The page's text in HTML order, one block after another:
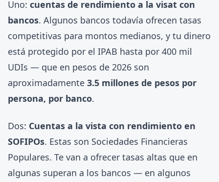
Uno: cuentas de rendimiento a la visat con
bancos. Algunos bancos todavía ofrecen tasas
competitivas para montos medianos, y tu dinero
está protegido por el IPAB hasta por 400 mil
UDIs — que en pesos de 2026 son
aproximadamente 3.5 millones de pesos por
persona, por banco.
Dos: Cuentas a la vista con rendimiento en
SOFIPOs. Estas son Sociedades Financieras
Populares. Te van a ofrecer tasas altas que en
algunas superan a los bancos — en algunos